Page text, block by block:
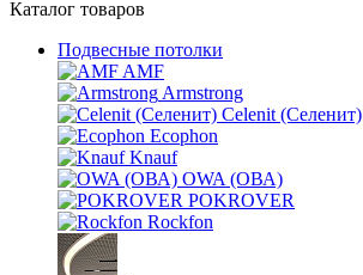
Каталог товаров
Подвесные потолки
AMF
Armstrong
Celenit (Селенит)
Ecophon
Knauf
OWA (ОВА)
POKROVER
Rockfon